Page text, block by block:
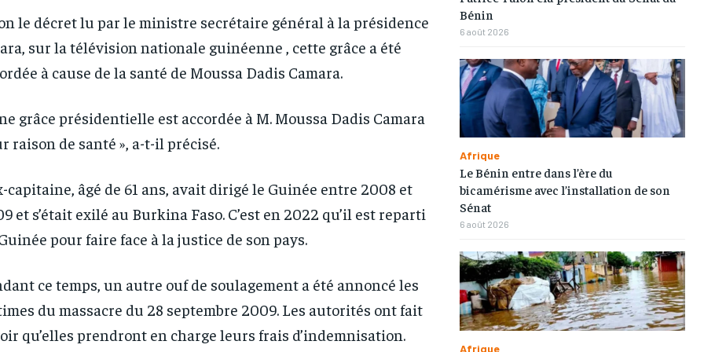
1-YEAR
news and articles for a whole year.
1-MONTH
By agreeing to this tier, you are billed
every month after the first one until you
opt out of the monthly subscription.
1-YEAR
news and articles for a whole year.
1-MONTH
By agreeing to this tier, you are billed
every month after the first one until you
opt out of the monthly subscription.
le décret lu par le ministre secrétaire général à la présidence
sur la télévision nationale guinéenne , cette grâce a été
à cause de la santé de Moussa Dadis Camara.
grâce présidentielle est accordée à M. Moussa Dadis Camara
raison de santé », a-t-il précisé.
capitaine, âgé de 61 ans, avait dirigé le Guinée entre 2008 et
et s’était exilé au Burkina Faso. C’est en 2022 qu’il est reparti
pour faire face à la justice de son pays.
ce temps, un autre ouf de soulagement a été annoncé les
du massacre du 28 septembre 2009. Les autorités ont fait
qu’elles prendront en charge leurs frais d’indemnisation.
Bénin
6 août 2026
Afrique
Le Bénin entre dans l’ère du
bicamérisme avec l’installation de son
Sénat
6 août 2026
Afrique